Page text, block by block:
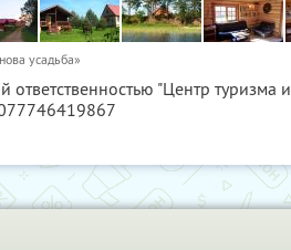
усадьба»
ответственностью "Центр туризма и